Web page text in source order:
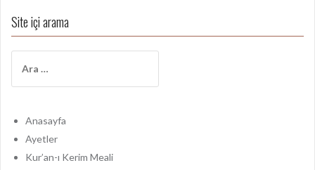
Site içi arama
a
a
Anasayfa
Ayetler
Kur’an-ı Kerim Meali